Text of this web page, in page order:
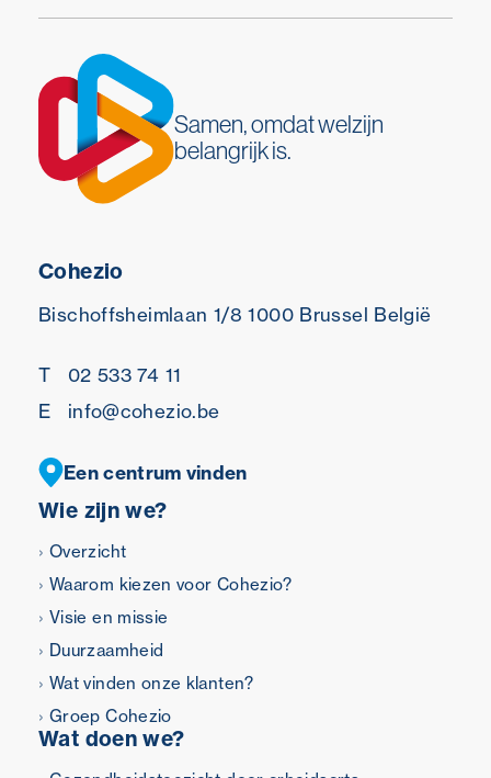
Samen, omdat welzijn
belangrijk is.
Wie zijn we?
Overzicht
Waarom kiezen voor Cohezio?
Visie en missie
Duurzaamheid
Wat vinden onze klanten?
Groep Cohezio
Wat doen we?
Cohezio
Bischoffsheimlaan 1/8 1000 Brussel België
T
02 533 74 11
E
info@cohezio.be
Een centrum vinden